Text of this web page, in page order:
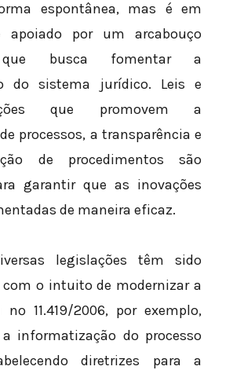
espontânea, mas é em
apoiado por um arcabouço
que busca fomentar a
do sistema jurídico. Leis e
que promovem a
processos, a transparência e
de procedimentos são
garantir que as inovações
de maneira eficaz.
legislações têm sido
o intuito de modernizar a
11.419/2006, por exemplo,
informatização do processo
diretrizes para a